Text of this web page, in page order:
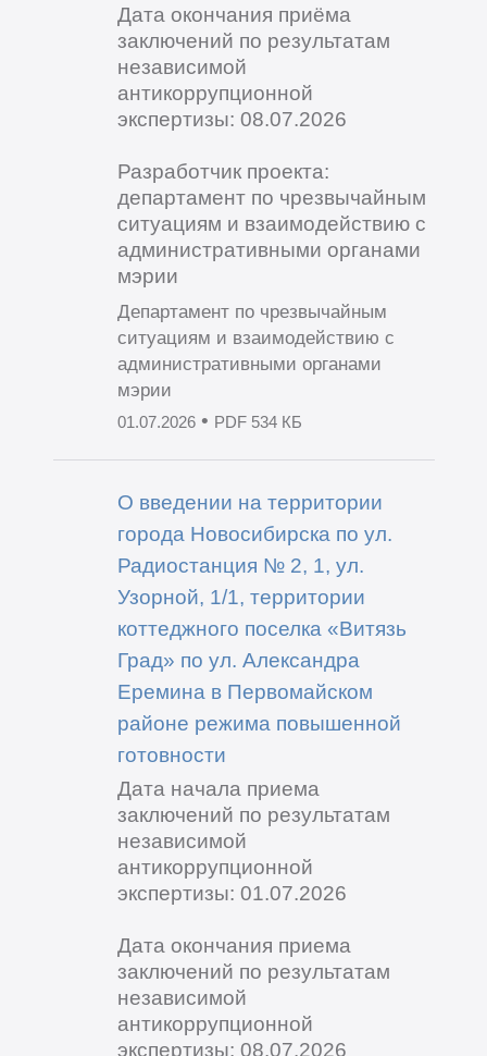
Дата окончания приёма
заключений по результатам
независимой
антикоррупционной
экспертизы: 08.07.2026
Разработчик проекта:
департамент по чрезвычайным
ситуациям и взаимодействию с
административными органами
мэрии
Департамент по чрезвычайным
ситуациям и взаимодействию с
административными органами
мэрии
01.07.2026• PDF 534 КБ
О введении на территории
города Новосибирска по ул.
Радиостанция № 2, 1, ул.
Узорной, 1/1, территории
коттеджного поселка «Витязь
Град» по ул. Александра
Еремина в Первомайском
районе режима повышенной
готовности
Дата начала приема
заключений по результатам
независимой
антикоррупционной
экспертизы: 01.07.2026
Дата окончания приема
заключений по результатам
независимой
антикоррупционной
экспертизы: 08.07.2026